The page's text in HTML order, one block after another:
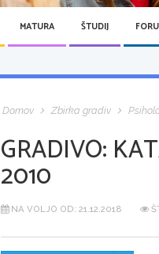
MATURA ŠTUDIJ
Domov Zbirka gradiv
GRADIVO:
2010
NA VOLJO OD: 21.12.2018